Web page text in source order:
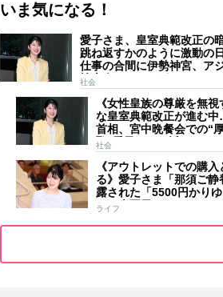
いま気になる！
愛子さま、皇室典範改正の
跳ね返すかのように激動の
仕事の合間に伊勢神宮、ア
技大会、シンガポール…スケ
ールはびっしり 「天皇家
女」の揺るがぬ思い
社会
《女性皇族の尊厳を無視
な皇室典範改正が進む
首相、宮中晩餐会での“
恥”愛子さまに近づきハイ
ンで会話、小泉進次郎夫
ほど取り囲む
社会
《アウトレットでの購
る》愛子さま「那須ご静
露された「5500円かり
ア」南国風リンクコーデ
ライフ